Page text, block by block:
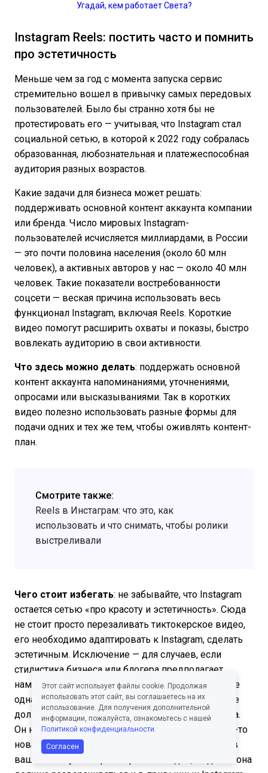
Угадай, кем работает Света?
Instagram Reels: постить часто и помнить
про эстетичность
Меньше чем за год с момента запуска сервис
стремительно вошел в привычку самых передовых
пользователей. Было бы странно хотя бы не
протестировать его — учитывая, что Instagram стал
социальной сетью, в которой к 2022 году собралась
образованная, любознательная и платежеспособная
аудитория разных возрастов.
Какие задачи для бизнеса может решать:
поддерживать основной контент аккаунта компании
или бренда. Число мировых Instagram-
пользователей исчисляется миллиардами, в России
— это почти половина населения (около 60 млн
человек), а активных авторов у нас — около 40 млн
человек. Такие показатели востребованности
соцсети — веская причина использовать весь
функционал Instagram, включая Reels. Короткие
видео помогут расширить охваты и показы, быстро
вовлекать аудиторию в свои активности.
Что здесь можно делать: поддержать основной
контент аккаунта напоминаниями, уточнениями,
опросами или высказываниями. Так в коротких
видео полезно использовать разные формы для
подачи одних и тех же тем, чтобы оживлять контент-
план.
Смотрите также:
Reels в Инстаграм: что это, как
использовать и что снимать, чтобы ролики
выстреливали
Чего стоит избегать: не забывайте, что Instagram
остается сетью «про красоту и эстетичность». Сюда
не стоит просто перезаливать тиктокерское видео,
его необходимо адаптировать к Instagram, сделать
эстетичным. Исключение — для случаев, если
стилистика бизнеса или блогера предполагает
намеренную аляповатость и избыточность. И еще
одна важная деталь: контент в коротких видео не
должен отрываться от набора тем всего аккаунта.
Он не должен быть «посторонним». А если какая-то
новая тема тестируется и впервые открывается в
вашем аккаунте через короткие видео, то далее она
Этот сайт использует файлы cookie. Продолжая
использовать этот сайт, вы соглашаетесь на их
использование. Для получения дополнительной
информации, пожалуйста, ознакомьтесь с нашей
Политикой конфиденциальности.
Согласен